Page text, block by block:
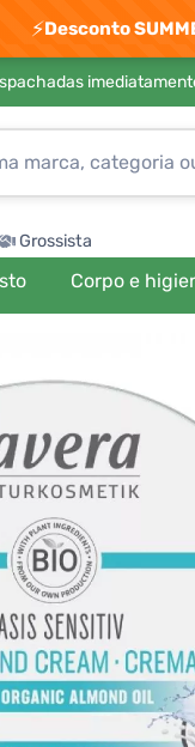
⚡Desconto
Grossista
Corpo e